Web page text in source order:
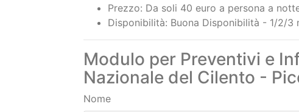
Prezzo: Da soli 40 euro a persona a
Disponibilità: Buona Disponibilità - 1/2/
Modulo per Preventivi e
Nazionale del Cilento -
Nome